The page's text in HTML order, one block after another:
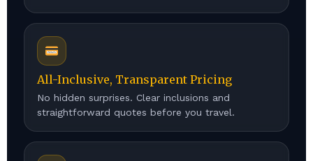
All-Inclusive, Transparent Pricing
No hidden surprises. Clear inclusions and
straightforward quotes before you travel.